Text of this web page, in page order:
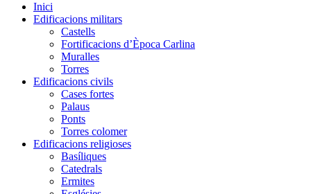
Inici
Edificacions militars
Castells
Fortificacions d’Època Carlina
Muralles
Torres
Edificacions civils
Cases fortes
Palaus
Ponts
Torres colomer
Edificacions religioses
Basíliques
Catedrals
Ermites